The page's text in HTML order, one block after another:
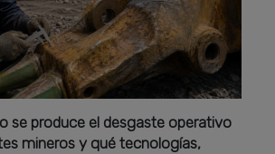
se produce el desgaste operativo
mineros y qué tecnologías,